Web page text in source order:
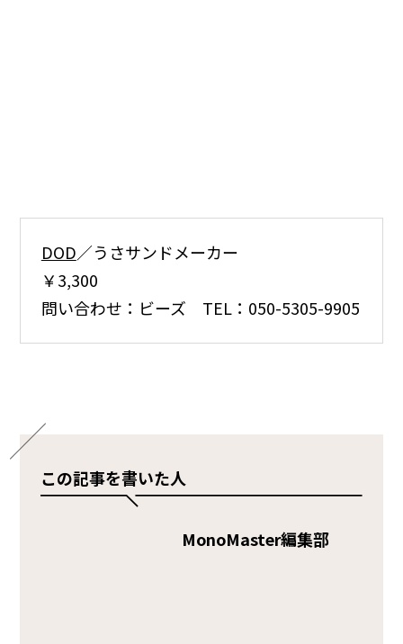
DOD／うさサンドメーカー
￥3,300
問い合わせ：ビーズ TEL：050-5305-9905
この記事を書いた人
MonoMaster編集部